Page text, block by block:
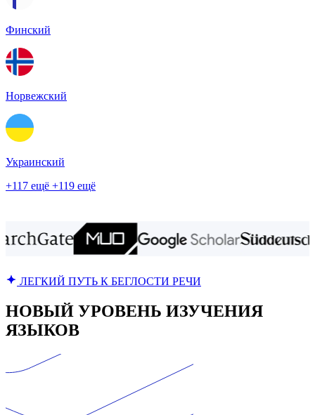
Финский
Норвежский
Украинский
+117 ещё +119 ещё
ЛЕГКИЙ ПУТЬ К БЕГЛОСТИ РЕЧИ
НОВЫЙ УРОВЕНЬ ИЗУЧЕНИЯ
ЯЗЫКОВ